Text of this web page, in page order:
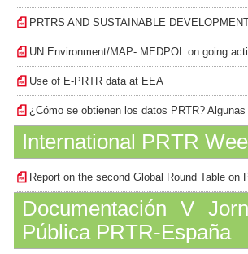
PRTRS AND SUSTAINABLE
UN Environment/MAP- MEDPOL on going
Use of E-PRTR data at EEA
¿Cómo se obtienen los datos PRTR?
International PRTR
Report on the second Global Round Table
Documentación V
Pública PRTR-España